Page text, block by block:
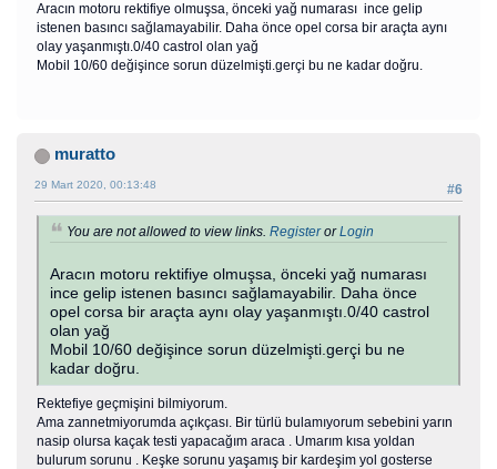
Aracın motoru rektifiye olmuşsa, önceki yağ numarası ince gelip
istenen basıncı sağlamayabilir. Daha önce opel corsa bir araçta aynı
olay yaşanmıştı.0/40 castrol olan yağ
Mobil 10/60 değişince sorun düzelmişti.gerçi bu ne kadar doğru.
muratto
#6
29 Mart 2020, 00:13:48
You are not allowed to view links. RegisterorLogin
Aracın motoru rektifiye olmuşsa, önceki yağ numarası
ince gelip istenen basıncı sağlamayabilir. Daha önce
opel corsa bir araçta aynı olay yaşanmıştı.0/40 castrol
olan yağ
Mobil 10/60 değişince sorun düzelmişti.gerçi bu ne
kadar doğru.
Rektefiye geçmişini bilmiyorum.
Ama zannetmiyorumda açıkçası. Bir türlü bulamıyorum sebebini yarın
nasip olursa kaçak testi yapacağım araca . Umarım kısa yoldan
bulurum sorunu . Keşke sorunu yaşamış bir kardeşim yol gosterse